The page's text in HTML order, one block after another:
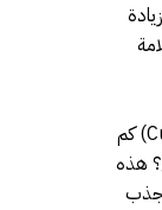
(Customer Lifetime Value – CLV) كم
هذه